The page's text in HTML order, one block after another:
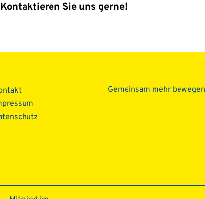
Kontaktieren Sie uns gerne!
Gemeinsam mehr bewegen